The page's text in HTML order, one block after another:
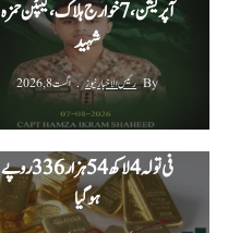
آپریشن، 7 خوارج ہلاک، کیپٹن حمزہ
شہید
By رئیس الاخبار نیوز اگست 8, 2026
پاکستان میں سونے کی قیمت میں
مسلسل تیسرے روز بھی بڑا اضافہ،
فی تولہ 4 لاکھ 54 ہزار 336 روپے
ہوگیا